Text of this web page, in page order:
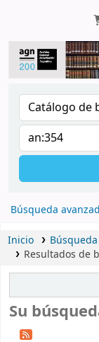
Búsqueda
Inicio
Resultados de
Su